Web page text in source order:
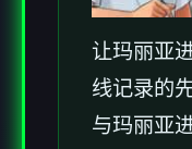
让玛丽亚
线记录的
与玛丽亚